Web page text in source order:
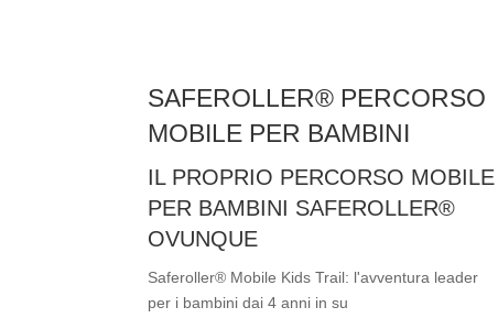
SAFEROLLER® PERCORSO
MOBILE PER BAMBINI
IL PROPRIO PERCORSO MOBILE
PER BAMBINI SAFEROLLER®
OVUNQUE
Saferoller® Mobile Kids Trail: l'avventura leader
per i bambini dai 4 anni in su